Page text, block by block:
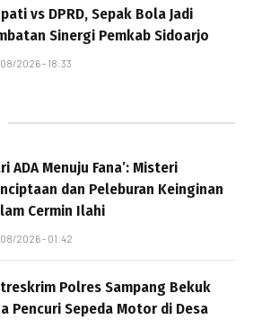
vs DPRD, Sepak Bola Jadi
Sinergi Pemkab Sidoarjo
2026 - 18:33
ADA Menuju Fana’: Misteri
dan Peleburan Keinginan
Cermin Ilahi
2026 - 01:42
Polres Sampang Bekuk
Pencuri Sepeda Motor di Desa